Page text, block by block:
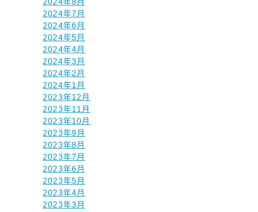
2024年8月
2024年7月
2024年6月
2024年5月
2024年4月
2024年3月
2024年2月
2024年1月
2023年12月
2023年11月
2023年10月
2023年9月
2023年8月
2023年7月
2023年6月
2023年5月
2023年4月
2023年3月